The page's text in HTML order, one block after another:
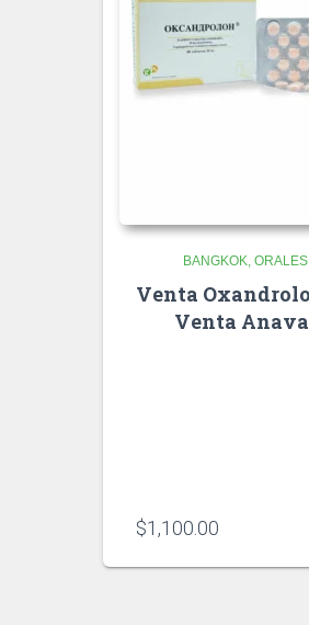
BANGKOK ORALES
Venta
Venta
$1,100.00